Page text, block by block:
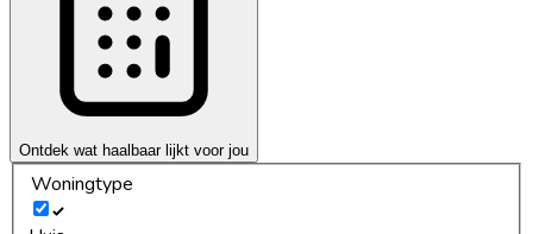
Ontdek wat haalbaar lijkt voor jou
Woningtype